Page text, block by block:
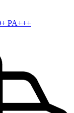
PA+++